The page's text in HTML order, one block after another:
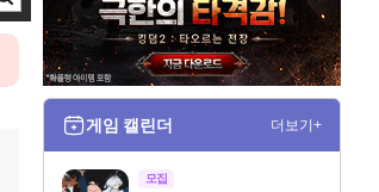
검
색
게임 캘린더 더보기+
모집